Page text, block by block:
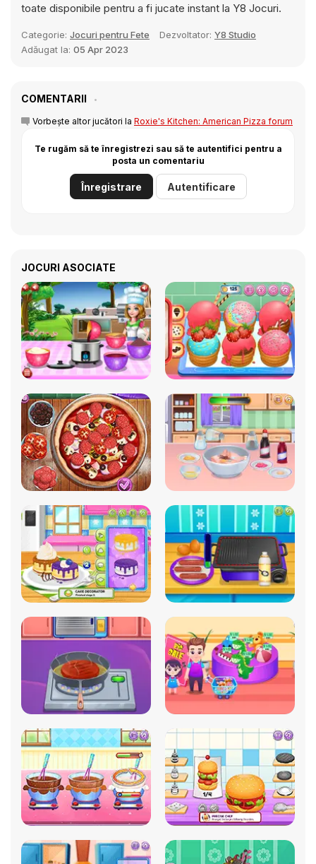
toate disponibile pentru a fi jucate instant la Y8 Jocuri.
Categorie: Jocuri pentru Fete Dezvoltator: Y8 Studio
Adăugat la: 05 Apr 2023
COMENTARII
Vorbește altor jucători la Roxie's Kitchen: American Pizza forum
Te rugăm să te înregistrezi sau să te autentifici pentru a
posta un comentariu
Înregistrare Autentificare
JOCURI ASOCIATE